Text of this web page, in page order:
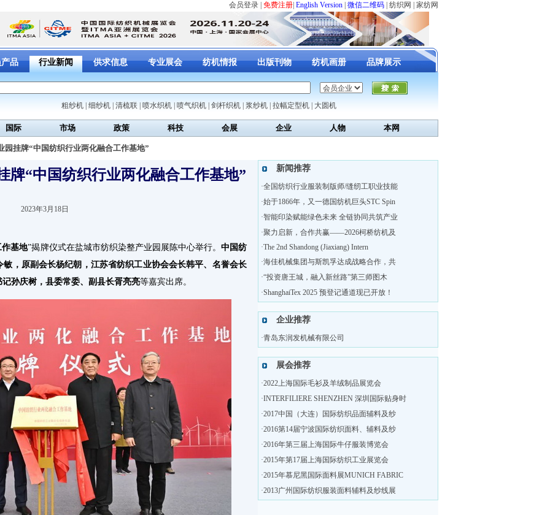
会员登录 免费注册 English Version 微信二维码 纺织网 家纺网
品 行业新闻 供求信息 专业展会 纺机情报 出版刊物 纺机画册 品牌展示
粗纱机 细纱机 清梳联 喷水织机 喷气织机 剑杆织机 浆纱机 拉幅定型机 大圆机
国际 市场 政策 科技 会展 企业 人物 本网
园挂牌“中国纺织行业两化融合工作基地”
牌“中国纺织行业两化融合工作基地”
2023年3月18日
作基地”揭牌仪式在盐城市纺织染整产业园展陈中心举行。 中国纺
，原副会长杨纪朝，江苏省纺织工业协会会长韩平、名誉会长
孙庆树，县委常委、副县长胥亮亮等嘉宾出席。
新闻推荐
·全国纺织行业服装制版师/缝纫工职业技能
·始于1866年，又一德国纺机巨头STC Spin
·智能印染赋能绿色未来 全链协同共筑产业
·聚力启新，合作共赢——2026柯桥纺机及
·The 2nd Shandong (Jiaxiang) Intern
·海佳机械集团与斯凯孚达成战略合作，共
·“投资唐王城，融入新丝路”第三师图木
·ShanghaiTex 2025 预登记通道现已开放！
企业推荐
·青岛东润发机械有限公司
展会推荐
·2022上海国际毛衫及羊绒制品展览会
·INTERFILIERE SHENZHEN 深圳国际贴身时
·2017中国（大连）国际纺织品面辅料及纱
·2016第14届宁波国际纺织面料、辅料及纱
·2016年第三届上海国际牛仔服装博览会
·2015年第17届上海国际纺织工业展览会
·2015年慕尼黑国际面料展MUNICH FABRIC
·2013广州国际纺织服装面料辅料及纱线展